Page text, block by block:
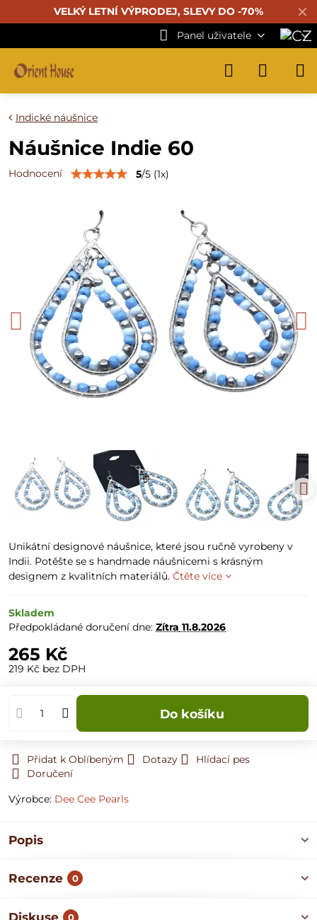
✕
VELKÝ LETNÍ VÝPRODEJ, SLEVY DO -70%
Panel uživatele
Indické náušnice
Náušnice Indie 60
Hodnocení 5/5 (1x)
Unikátní designové náušnice, které jsou ručně vyrobeny v
Indii. Potěšte se s handmade náušnicemi s krásným
designem z kvalitních materiálů. Čtěte více
Skladem
Předpokládané doručení dne: Zítra 11.8.2026
265 Kč
219 Kč bez DPH
Do košíku
Přidat k Oblíbeným Dotazy
Hlídací pes
Doručení
Výrobce: Dee Cee Pearls
Popis
Recenze 0
Diskuse 0